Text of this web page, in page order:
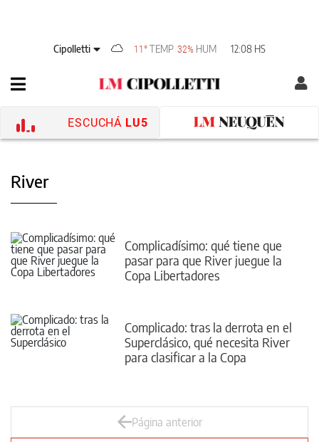
Cipolletti 11° TEMP 32% HUM 12:08 HS
ESCUCHÁ LU5
River
Complicadísimo: qué tiene que
pasar para que River juegue la
Copa Libertadores
Complicado: tras la derrota en el
Superclásico, qué necesita River
para clasificar a la Copa
Página anterior